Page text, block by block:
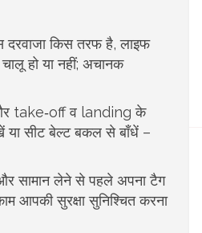
दरवाजा किस तरफ है, लाइफ
हो या नहीं; अचानक
और take‑off व landing के
या सीट बेल्ट बकल से बाँधें –
सामान लेने से पहले अपना टैग
आपकी सुरक्षा सुनिश्चित करना